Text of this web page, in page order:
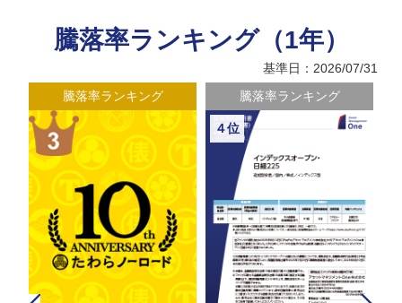
騰落率ランキング（1年）
基準日：2026/07/31
騰落率ランキング
騰落率ランキング
４位